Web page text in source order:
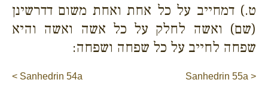
ט.) דמחייב על כל אחת ואחת משום דדרשינן
(שם) ואשה לחלק על כל אשה ואשה והיא
שפחה לחייב על כל שפחה ושפחה:
< Sanhedrin 54a Sanhedrin 55a >